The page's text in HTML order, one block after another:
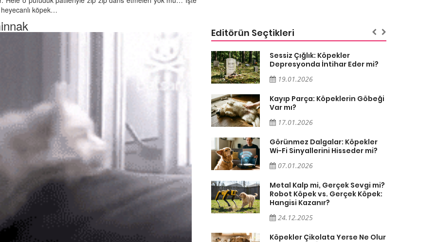
köpek…
Editörün Seçtikleri
ve
ve
Köpeklerde Kulak ve Göz
Temizliği: Adım Adım Rehber
15.10.2025
11.10.2025
Ev Yapımı Köpek Mamaları:
Sağlıklı Tarifler ve Bilmeniz
Gerekenler
11.10.2025
Oyun ve Eğitim: “Köpekler İçin
Sessiz Çığlık: Köpekler
Depresyonda İntihar Eder mi?
19.01.2026
Kayıp Parça: Köpeklerin Göbeği
Var mı?
17.01.2026
Görünmez Dalgalar: Köpekler
Wi-Fi Sinyallerini Hisseder mi?
07.01.2026
Metal Kalp mi, Gerçek Sevgi mi?
Robot Köpek vs. Gerçek Köpek:
Hangisi Kazanır?
24.12.2025
Köpekler Çikolata Yerse Ne Olur